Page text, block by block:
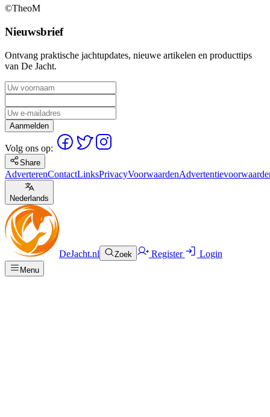
©TheoM
Nieuwsbrief
Ontvang praktische jachtupdates, nieuwe artikelen en producttips
van De Jacht.
Aanmelden
Volg ons op:
Share
AdverterenContactLinksPrivacyVoorwaarden
Nederlands
DeJacht.nl Zoek Register Login
Menu